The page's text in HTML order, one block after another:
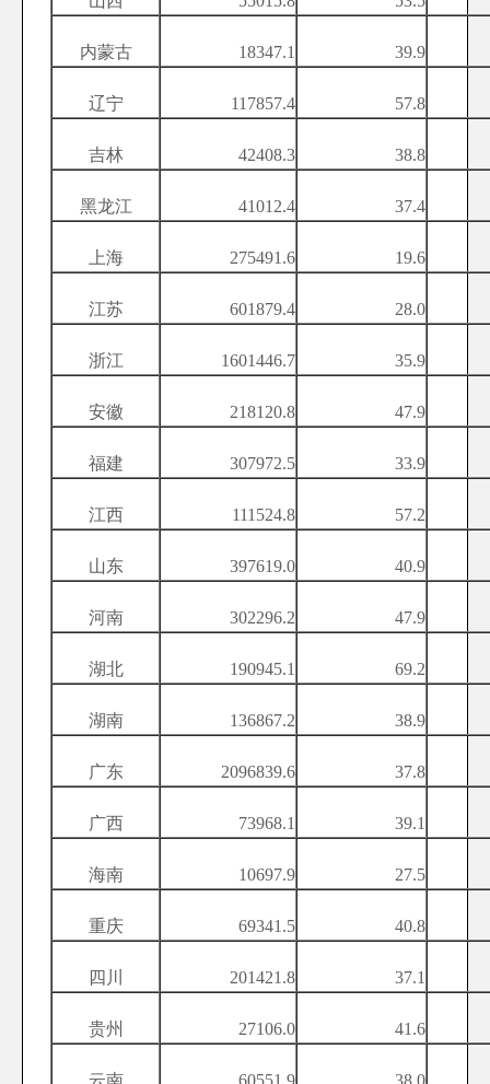
内蒙古 18347.1 39.9
辽宁 117857.4 57.8
吉林 42408.3 38.8
黑龙江 41012.4 37.4
上海 275491.6 19.6
江苏 601879.4 28.0
浙江 1601446.7 35.9
安徽 218120.8 47.9
福建 307972.5 33.9
江西 111524.8 57.2
山东 397619.0 40.9
河南 302296.2 47.9
湖北 190945.1 69.2
湖南 136867.2 38.9
广东 2096839.6 37.8
广西 73968.1 39.1
海南 10697.9 27.5
重庆 69341.5 40.8
四川 201421.8 37.1
贵州 27106.0 41.6
云南 60551.9 38.0